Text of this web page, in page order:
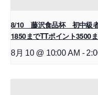
8/10 藤沢食品杯 初中級
1850までTTポイント3500
8月 10 @ 10:00 AM -